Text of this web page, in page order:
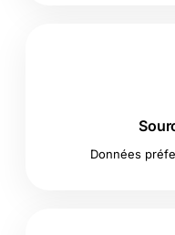
Données